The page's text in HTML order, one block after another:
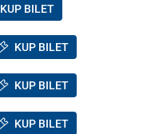
KUP BILET
KUP BILET
KUP BILET
KUP BILET